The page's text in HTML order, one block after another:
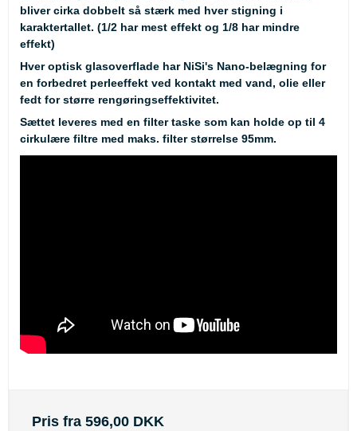
bliver cirka dobbelt så stærk med hver stigning i
karaktertallet. (1/2 har mest effekt og 1/8 har mindre
effekt)
Hver optisk glasoverflade har NiSi's Nano-belægning for
en forbedret perleeffekt ved kontakt med vand, olie eller
fedt for større rengøringseffektivitet.
Sættet leveres med en filter taske som kan holde op til 4
cirkulære filtre med maks. filter størrelse 95mm.
Pris fra 596,00 DKK